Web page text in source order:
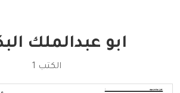
ابو عبدالملك
الكتب 1